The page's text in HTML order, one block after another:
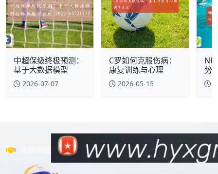
中超保级终极预测：
基于大数据模型
2026-07-07
C罗如何克服伤病：
康复训练与心理
2026-05-15
势